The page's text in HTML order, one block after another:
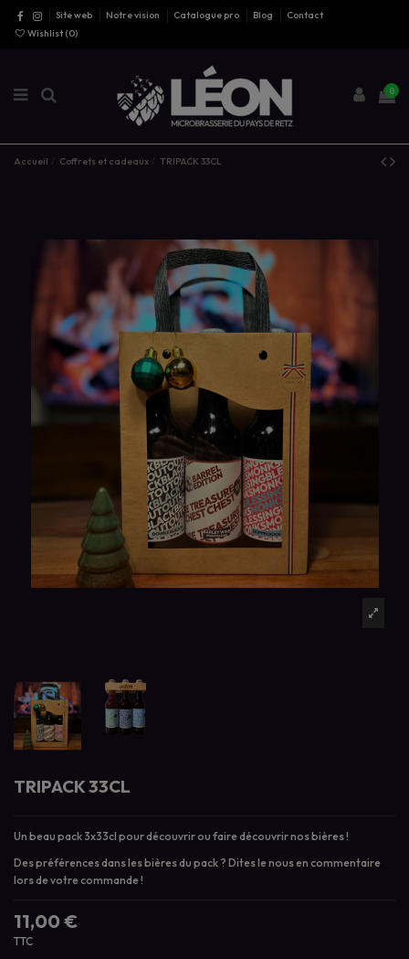
Site web Notre vision Catalogue pro Blog
Contact
Wishlist (0)
0
Accueil Coffrets et cadeaux TRIPACK 33CL
TRIPACK 33CL
Un beau pack 3x33cl pour découvrir ou faire découvrir nos bières !
Des préférences dans les bières du pack ? Dites le nous en commentaire
lors de votre commande !
11,00 €
TTC